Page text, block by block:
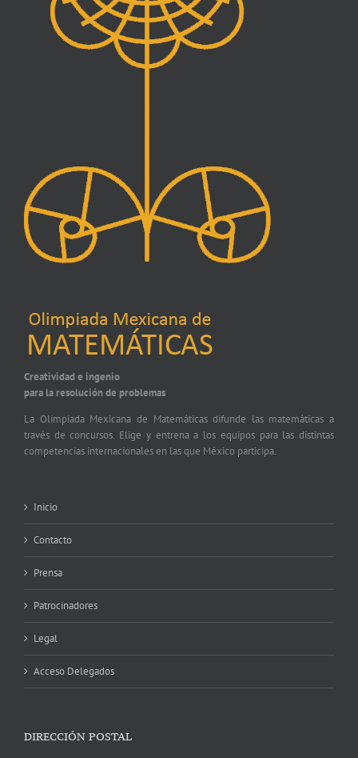
Creatividad e ingenio
para la resolución de problemas
La Olimpiada Mexicana de Matemáticas difunde las matemáticas a
través de concursos. Elige y entrena a los equipos para las distintas
competencias internacionales en las que México participa.
Inicio
Contacto
Prensa
Patrocinadores
Legal
Acceso Delegados
DIRECCIÓN POSTAL